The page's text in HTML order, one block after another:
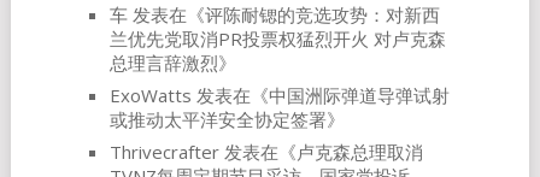
车发表在《评陈耐锶的竞选攻势：对新西
兰优先党取消PR投票权猛烈开火 对卢克森
总理言辞激烈》
ExoWatts 发表在《中国洲际弹道导弹试射
或推动太平洋安全协定签署》
Thrivecrafter发表在《卢克森总理取消